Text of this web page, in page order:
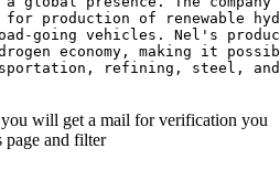
production of renewable
going vehicles. Nel's
economy, making it
refining, steel, and
will get a mail for verification you
page and filter